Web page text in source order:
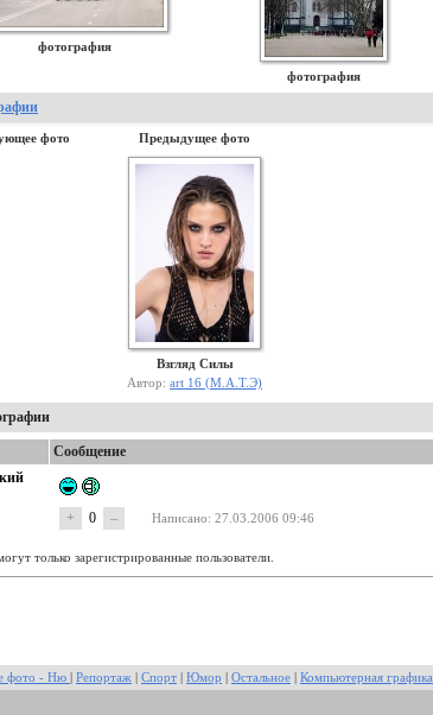
фотография
фотография
фото Предыдущее фото
Взгляд Силы
Автор: art 16 (М.А.Т.Э)
Сообщение
+ 0 – Написано: 27.03.2006 09:46
только зарегистрированные пользователи.
фото - Ню Репортаж Спорт Юмор Остальное Компьютерная графика